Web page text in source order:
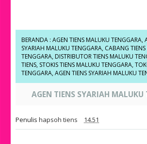
BERANDA :AGEN TIENS MALUKU TENGGARA,
SYARIAH MALUKU TENGGARA, CABANG
TENGGARA, DISTRIBUTOR TIENS MALUKU
TIENS, STOKIS TIENS MALUKU TENGGARA,
TENGGARA,AGEN TIENS SYARIAH MALUKU
AGEN TIENS SYARIAH MALUKU
Penulishapsoh tiens 14.51